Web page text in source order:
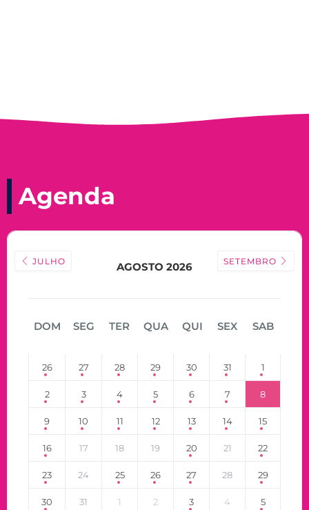
Agenda
JULHO AGOSTO 2026 SETEMBRO
DOM SEG TER QUA QUI SEX SAB
26 27 28 29 30 31 1
2 3 4 5 6 7 8
9 10 11 12 13 14 15
16 17 18 19 20 21 22
23 24 25 26 27 28 29
30 31 1 2 3 4 5